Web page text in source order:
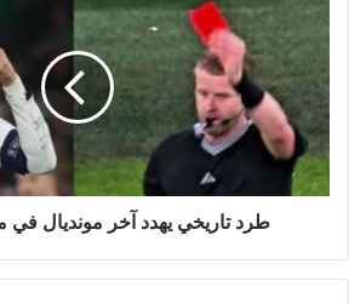
تاريخي
يهدد
مونديال
في
مسيرة
رونالدو!
طرد تاريخي يهدد آخر مونديال في